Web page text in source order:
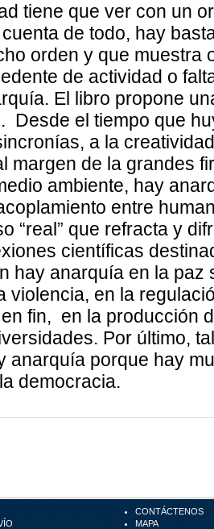
tiene que ver con un
de todo, hay
orden y que muestra
de actividad o
El libro propone
Desde el tiempo que
a la
margen de la grandes
ambiente, hay
entre
“real” que refracta y
científicas
hay anarquía en la
violencia, en la
fin, en la producción
Por último,
anarquía porque hay
democracia.
CONTÁCTENOS
MAPA